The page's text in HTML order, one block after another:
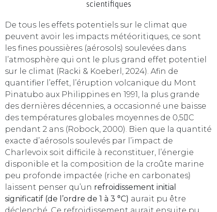
De tous les effets potentiels sur le climat que
peuvent avoir les impacts météoritiques, ce sont
les fines poussières (aérosols) soulevées dans
l’atmosphère qui ont le plus grand effet potentiel
sur le climat (Racki & Koeberl, 2024). Afin de
quantifier l’effet, l’éruption volcanique du Mont
Pinatubo aux Philippines en 1991, la plus grande
des dernières décennies, a occasionné une baisse
des températures globales moyennes de 0,5C
pendant 2 ans (Robock, 2000). Bien que la quantité
exacte d’aérosols soulevés par l’impact de
Charlevoix soit difficile à reconstituer, l’énergie
disponible et la composition de la croûte marine
peu profonde impactée (riche en carbonates)
laissent penser qu’un refroidissement initial
significatif (de l’ordre de 1 à 3 °C) aurait pu être